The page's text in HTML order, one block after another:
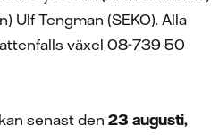
Ulf Tengman (SEKO). Alla
växel 08-739 50
senast den 23 augusti,